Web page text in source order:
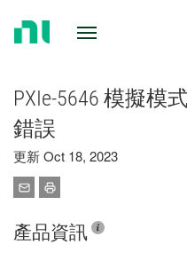
PXIe-5646 模擬模
錯誤
更新 Oct 18, 2023
產品資訊